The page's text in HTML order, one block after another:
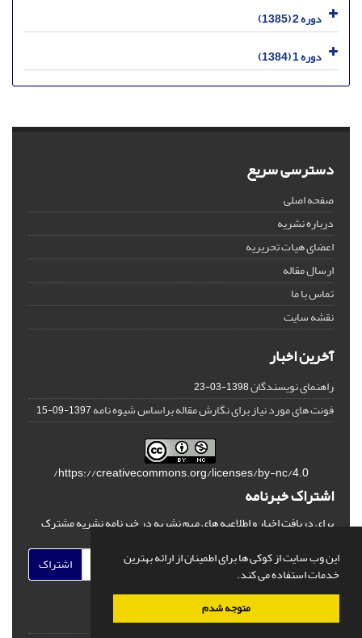
این وب سایت از کوکی ها برای اطمینان از ارائه بهترین
خدمات استفاده می کند.
متوجه شدم
دوره 2 (1385)
دوره 1 (1384)
دسترسی سریع
صفحه اصلی
درباره نشریه
اعضای هیات تحریریه
ارسال مقاله
تماس با ما
نقشه سایت
آخرین اخبار
راهنمای نویسندگان1398-03-23
فونت های مورد نیاز برای نگارش مقاله براساس شیوه نامه1397-09-15
https://creativecommons.org/licenses/by-nc/4.0/
اشتراک خبرنامه
برای دریافت اخبار و اطلاعیه های مهم نشریه در خبرنامه نشریه مشترک
اشتراک